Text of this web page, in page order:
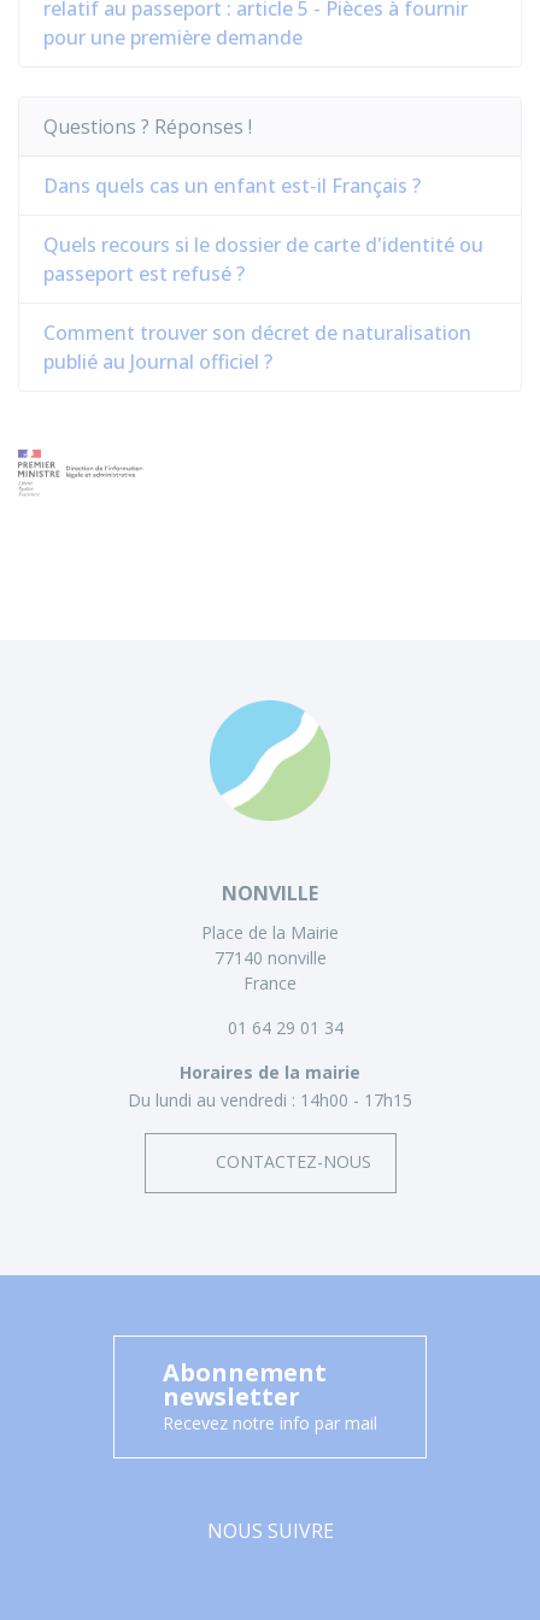
relatif au passeport : article 5 - Pièces à fournir
pour une première demande
Questions ? Réponses !
Dans quels cas un enfant est-il Français ?
Quels recours si le dossier de carte d'identité ou
passeport est refusé ?
Comment trouver son décret de naturalisation
publié au Journal officiel ?
NONVILLE
Place de la Mairie
77140 nonville
France
01 64 29 01 34
Horaires de la mairie
Du lundi au vendredi : 14h00 - 17h15
CONTACTEZ-NOUS
Abonnement
newsletter
Recevez notre info par mail
NOUS SUIVRE